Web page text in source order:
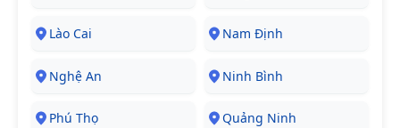
Lào Cai Nam Định
Nghệ An Ninh Bình
Phú Thọ Quảng Ninh